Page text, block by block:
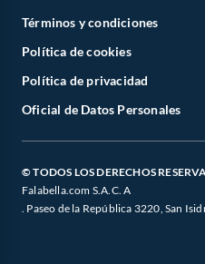
Términos y condiciones
Política de cookies
Política de privacidad
Oficial de Datos Personales
© TODOS LOS DERECHOS
Falabella.com S.A.C. A
. Paseo de la República 3220, San